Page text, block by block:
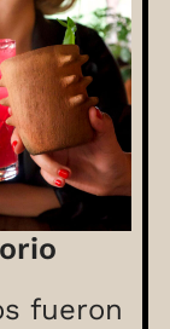
fueron